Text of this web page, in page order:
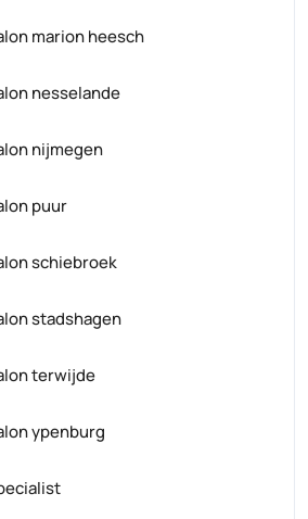
marion heesch
nesselande
nijmegen
puur
schiebroek
stadshagen
terwijde
ypenburg